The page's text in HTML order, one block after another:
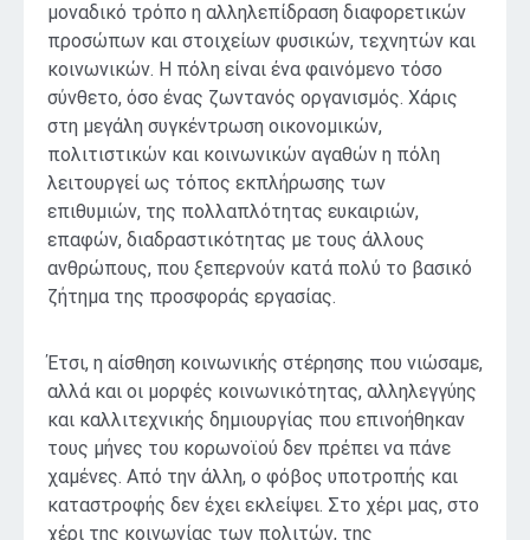
μοναδικό τρόπο η αλληλεπίδραση διαφορετικών
προσώπων και στοιχείων φυσικών, τεχνητών και
κοινωνικών. Η πόλη είναι ένα φαινόμενο τόσο
σύνθετο, όσο ένας ζωντανός οργανισμός. Χάρις
στη μεγάλη συγκέντρωση οικονομικών,
πολιτιστικών και κοινωνικών αγαθών η πόλη
λειτουργεί ως τόπος εκπλήρωσης των
επιθυμιών, της πολλαπλότητας ευκαιριών,
επαφών, διαδραστικότητας με τους άλλους
ανθρώπους, που ξεπερνούν κατά πολύ το βασικό
ζήτημα της προσφοράς εργασίας.
Έτσι, η αίσθηση κοινωνικής στέρησης που νιώσαμε,
αλλά και οι μορφές κοινωνικότητας, αλληλεγγύης
και καλλιτεχνικής δημιουργίας που επινοήθηκαν
τους μήνες του κορωνοϊού δεν πρέπει να πάνε
χαμένες. Από την άλλη, ο φόβος υποτροπής και
καταστροφής δεν έχει εκλείψει. Στο χέρι μας, στο
χέρι της κοινωνίας των πολιτών, της